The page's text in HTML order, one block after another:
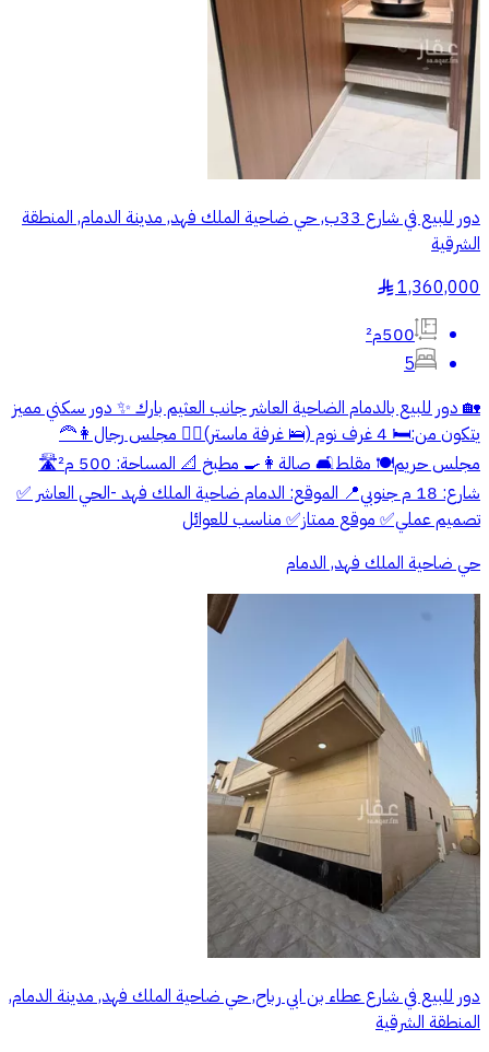
دور للبيع في شارع 33ب, حي ضاحية الملك فهد, مدينة الدمام, المنطقة
الشرقية
1,360,000
§
500م²
5
‎🏡 دور للبيع بالدمام الضاحية العاشر جانب العثيم بارك ‎✨ دور سكني مميز
يتكون من: 🛏️ 4 غرف نوم (🛌 غرفة ماستر) 🧔‍♂️ مجلس رجال 👩‍🦰
مجلس حريم 🍽️ مقلط 🛋️ صالة 👩‍🍳 مطبخ ‎📐 المساحة: 500 م² 🛣️
شارع: 18 م جنوبي 📍 الموقع: الدمام ضاحية الملك فهد -الحي العاشر ‎✅
تصميم عملي ✅ موقع ممتاز ✅ مناسب للعوائل
حي ضاحية الملك فهد, الدمام
دور للبيع في شارع عطاء بن ابي رباح, حي ضاحية الملك فهد, مدينة الدمام,
المنطقة الشرقية